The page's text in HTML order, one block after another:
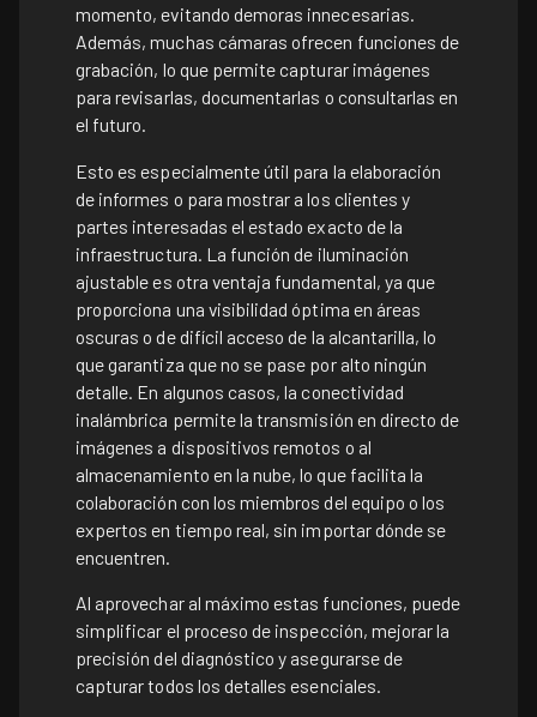
momento, evitando demoras innecesarias.
Además, muchas cámaras ofrecen funciones de
grabación, lo que permite capturar imágenes
para revisarlas, documentarlas o consultarlas en
el futuro.
Esto es especialmente útil para la elaboración
de informes o para mostrar a los clientes y
partes interesadas el estado exacto de la
infraestructura. La función de iluminación
ajustable es otra ventaja fundamental, ya que
proporciona una visibilidad óptima en áreas
oscuras o de difícil acceso de la alcantarilla, lo
que garantiza que no se pase por alto ningún
detalle. En algunos casos, la conectividad
inalámbrica permite la transmisión en directo de
imágenes a dispositivos remotos o al
almacenamiento en la nube, lo que facilita la
colaboración con los miembros del equipo o los
expertos en tiempo real, sin importar dónde se
encuentren.
Al aprovechar al máximo estas funciones, puede
simplificar el proceso de inspección, mejorar la
precisión del diagnóstico y asegurarse de
capturar todos los detalles esenciales.